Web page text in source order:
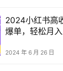
2024小红书高
爆单，轻松月
2024 年 6 月 26 日